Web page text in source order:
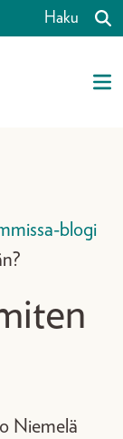
Haku
blogi
Niemelä